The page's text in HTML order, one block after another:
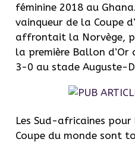
féminine 2018 au
vainqueur de la Coupe
affrontait la Norvège,
la première Ballon d’Or
3-0 au stade Auguste-
Les Sud-africaines
Coupe du monde sont